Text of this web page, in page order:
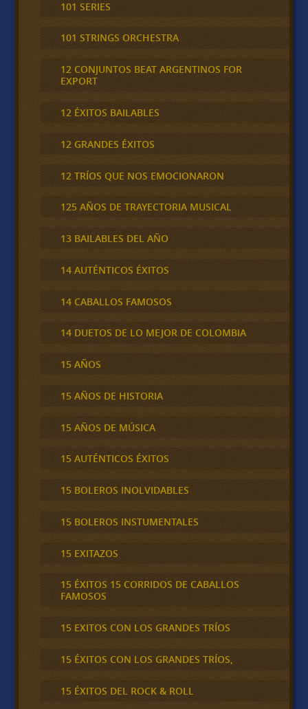
101 SERIES
101 STRINGS ORCHESTRA
12 CONJUNTOS BEAT ARGENTINOS FOR
EXPORT
12 ÉXITOS BAILABLES
12 GRANDES ÉXITOS
12 TRÍOS QUE NOS EMOCIONARON
125 AÑOS DE TRAYECTORIA MUSICAL
13 BAILABLES DEL AÑO
14 AUTÉNTICOS ÉXITOS
14 CABALLOS FAMOSOS
14 DUETOS DE LO MEJOR DE COLOMBIA
15 AÑOS
15 AÑOS DE HISTORIA
15 AÑOS DE MÚSICA
15 AUTÉNTICOS ÉXITOS
15 BOLEROS INOLVIDABLES
15 BOLEROS INSTUMENTALES
15 EXITAZOS
15 ÉXITOS 15 CORRIDOS DE CABALLOS
FAMOSOS
15 EXITOS CON LOS GRANDES TRÍOS
15 ÉXITOS CON LOS GRANDES TRÍOS,
15 ÉXITOS DEL ROCK & ROLL